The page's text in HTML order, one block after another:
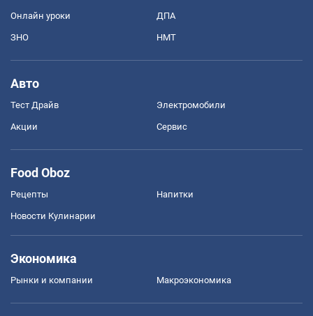
Онлайн уроки ДПА
ЗНО НМТ
Авто
Тест Драйв Электромобили
Акции Сервис
Food Oboz
Рецепты Напитки
Новости Кулинарии
Экономика
Рынки и компании Mакроэкономика